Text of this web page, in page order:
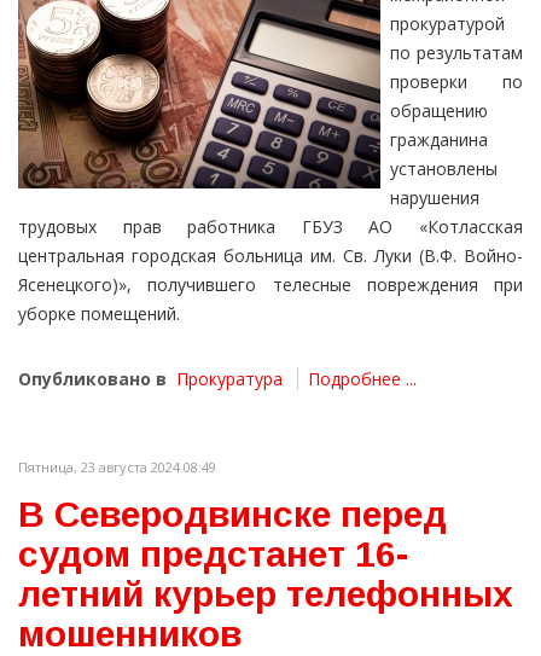
прокуратурой
по результатам
проверки по
обращению
гражданина
установлены
нарушения
трудовых прав работника ГБУЗ АО «Котласская
центральная городская больница им. Св. Луки (В.Ф. Войно-
Ясенецкого)», получившего телесные повреждения при
уборке помещений.
Опубликовано в Прокуратура Подробнее ...
Пятница, 23 августа 2024 08:49
В Северодвинске перед
судом предстанет 16-
летний курьер телефонных
мошенников